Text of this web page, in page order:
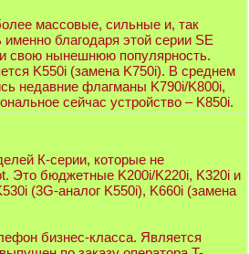
массовые, сильные и, так
благодаря этой серии SE
свою нынешнюю популярность.
K550i (замена K750i). В среднем
недавние флагманы K790i/K800i,
сейчас устройство – K850i.
К-серии, которые не
Это бюджетные K200i/K220i, K320i и
(3G-аналог K550i), K660i (замена
бизнес-класса. Является